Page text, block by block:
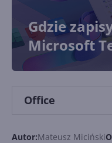
Gdzie
Microsoft
Office
Autor:Mateusz Miciński